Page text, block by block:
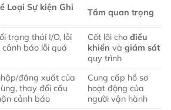
Loại Sự kiện Ghi
Tầm quan trọng
trạng thái I/O, lỗi
cảnh báo lỗi quá
Cốt lõi chođiều
khiển vàgiám sát
quy trình
đăng xuất của
thay đổi cấu
cảnh báo
Cung cấp hồ sơ
hoạt động của
người vận hành